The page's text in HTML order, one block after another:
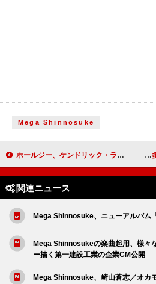
Mega Shinnosuke
ホールジー、ケンドリック・ラマー「Swimming Pools (Drank)」に乗せてフリースタイル披露「心を開いて聞いて、ケンドリック」
関連ニュース
Mega Shinnosuke、ニューアルバム
Mega Shinnosukeの楽曲起用、様々
ー描く第一建設工業の企業CM公開
Mega Shinnosuke、崎山蒼志／オカ